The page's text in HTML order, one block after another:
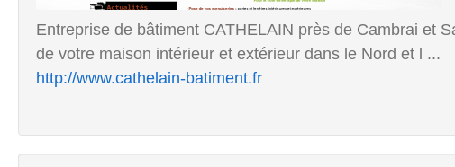
Entreprise de bâtiment CATHELAIN près de Cambrai et
de votre maison intérieur et extérieur dans le Nord et l ...
http://www.cathelain-batiment.fr